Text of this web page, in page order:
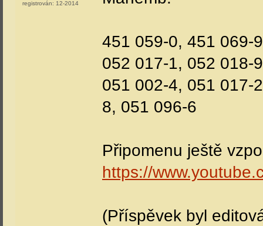
registrován: 12-2014
451 059-0, 451 069-
052 017-1, 052 018-9
051 002-4, 051 017-
8, 051 096-6
Připomenu ještě
https://
(Příspěvek byl